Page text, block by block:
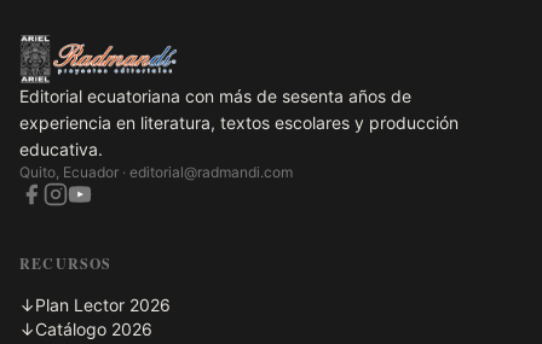
Editorial ecuatoriana con más de sesenta años de
experiencia en literatura, textos escolares y producción
educativa.
Quito, Ecuador · editorial@radmandi.com
RECURSOS
↓Plan Lector 2026
↓Catálogo 2026